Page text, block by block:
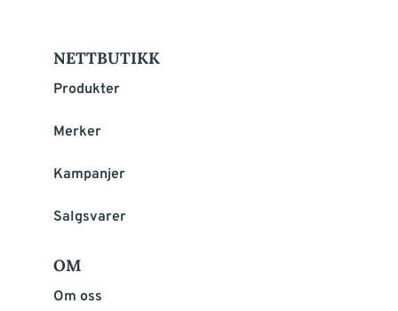
NETTBUTIKK
Produkter
Merker
Kampanjer
Salgsvarer
OM
Om oss